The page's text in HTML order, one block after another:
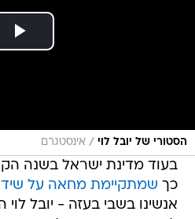
הסטורי של יובל לוי / אינסטגרם
בעוד מדינת ישראל בשנה
כך שמתקיימת מחאה על
אנשינו בשבי בעזה - יובל לוי